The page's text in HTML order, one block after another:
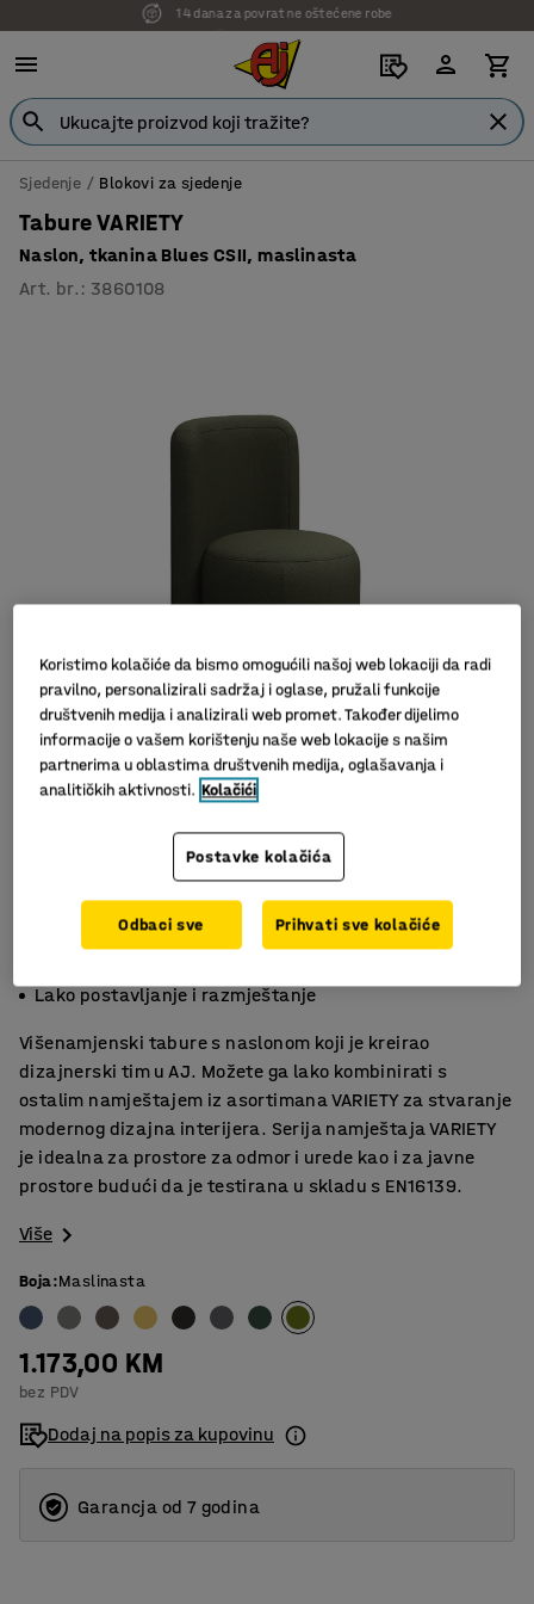
7 godina garancije
Sjedenje Blokovi za sjedenje
Tabure VARIETY
Naslon, tkanina Blues CSII, maslinasta
Art. br. : 3860108
Udoban, zaobljen naslon
Lako postavljanje i razmještanje
Višenamjenski tabure s naslonom koji je kreirao
dizajnerski tim u AJ. Možete ga lako kombinirati s
ostalim namještajem iz asortimana VARIETY za stvaranje
modernog dizajna interijera. Serija namještaja VARIETY
je idealna za prostore za odmor i urede kao i za javne
prostore budući da je testirana u skladu s EN16139.
Više
Boja:Maslinasta
1.173,00 KM
bez PDV
Dodaj na popis za kupovinu
Garancja od 7 godina
Koristimo kolačiće da bismo omogućili našoj web lokaciji da radi
pravilno, personalizirali sadržaj i oglase, pružali funkcije
društvenih medija i analizirali web promet. Također dijelimo
informacije o vašem korištenju naše web lokacije s našim
partnerima u oblastima društvenih medija, oglašavanja i
analitičkih aktivnosti. Kolačići
Postavke kolačića
Odbaci sve Prihvati sve kolačiće